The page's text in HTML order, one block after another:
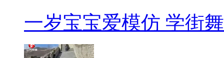
一岁宝宝爱模仿 学街